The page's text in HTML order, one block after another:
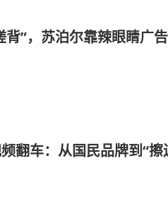
背”，苏泊尔靠辣眼睛广
翻车：从国民品牌到“擦